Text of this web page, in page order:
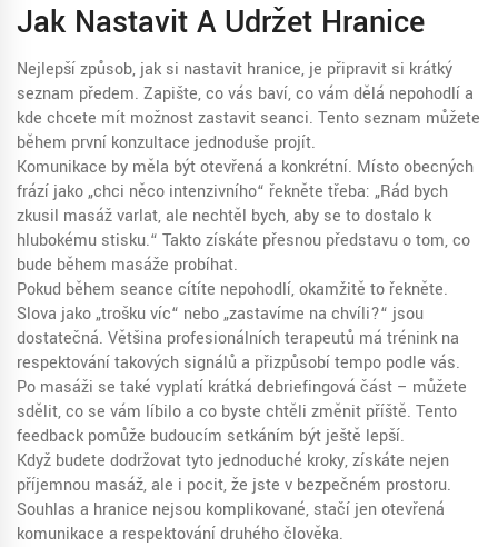
Jak Nastavit A Udržet Hranice
Nejlepší způsob, jak si nastavit hranice, je připravit si krátký
seznam předem. Zapište, co vás baví, co vám dělá nepohodlí a
kde chcete mít možnost zastavit seanci. Tento seznam můžete
během první konzultace jednoduše projít.
Komunikace by měla být otevřená a konkrétní. Místo obecných
frází jako „chci něco intenzivního“ řekněte třeba: „Rád bych
zkusil masáž varlat, ale nechtěl bych, aby se to dostalo k
hlubokému stisku.“ Takto získáte přesnou představu o tom, co
bude během masáže probíhat.
Pokud během seance cítíte nepohodlí, okamžitě to řekněte.
Slova jako „trošku víc“ nebo „zastavíme na chvíli?“ jsou
dostatečná. Většina profesionálních terapeutů má trénink na
respektování takových signálů a přizpůsobí tempo podle vás.
Po masáži se také vyplatí krátká debriefingová část – můžete
sdělit, co se vám líbilo a co byste chtěli změnit příště. Tento
feedback pomůže budoucím setkáním být ještě lepší.
Když budete dodržovat tyto jednoduché kroky, získáte nejen
příjemnou masáž, ale i pocit, že jste v bezpečném prostoru.
Souhlas a hranice nejsou komplikované, stačí jen otevřená
komunikace a respektování druhého člověka.